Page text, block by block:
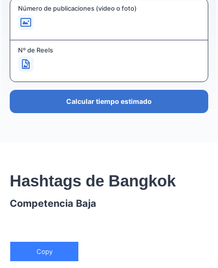
Número de publicaciones (video o foto)
Nº de Reels
Calcular tiempo estimado
Hashtags de Bangkok
Competencia Baja
Copy